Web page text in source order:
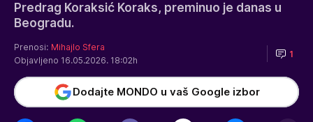
Predrag Koraksić Koraks, preminuo je danas u
Beogradu.
Prenosi: Mihajlo Sfera
Objavljeno 16.05.2026. 18:02h
1
Dodajte MONDO u vaš Google izbor